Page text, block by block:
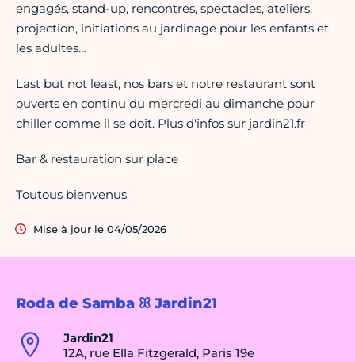
Roda de Samba ꕤ Jardin21
Jardin21
12A, rue Ella Fitzgerald, Paris 19e
engagés, stand-up, rencontres, spectacles, ateliers,
projection, initiations au jardinage pour les enfants et
les adultes…
Last but not least, nos bars et notre restaurant sont
ouverts en continu du mercredi au dimanche pour
chiller comme il se doit. Plus d'infos sur jardin21.fr
Bar & restauration sur place
Toutous bienvenus
Mise à jour le 04/05/2026